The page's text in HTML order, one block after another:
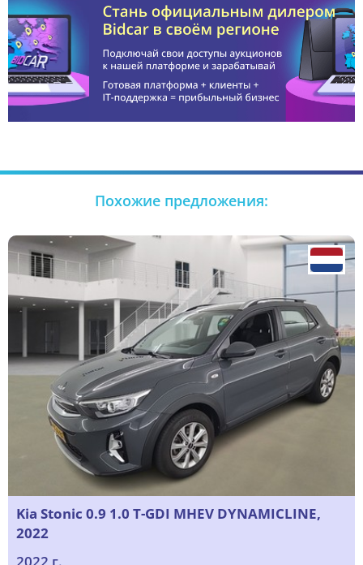
Похожие предложения:
Kia Stonic 0.9 1.0 T-GDI MHEV DYNAMICLINE,
2022